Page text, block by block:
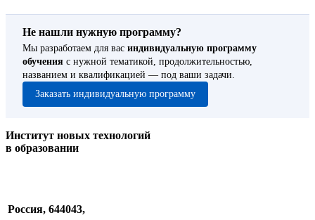
Не нашли нужную программу?
Мы разработаем для вас индивидуальную программу
обучения с нужной тематикой, продолжительностью,
названием и квалификацией — под ваши задачи.
Заказать индивидуальную программу
Институт новых технологий
в образовании
Россия, 644043,